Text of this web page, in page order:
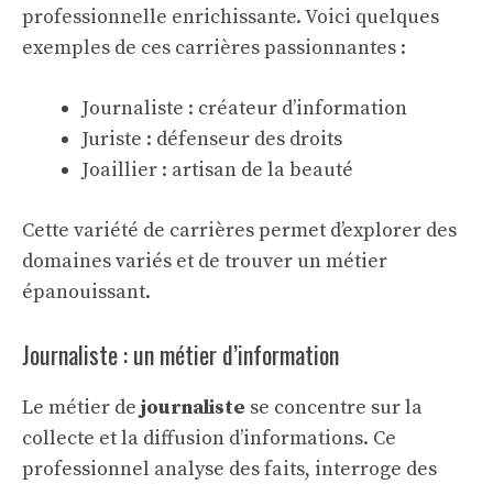
professionnelle enrichissante. Voici quelques
exemples de ces carrières passionnantes :
Journaliste : créateur d’information
Juriste : défenseur des droits
Joaillier : artisan de la beauté
Cette variété de carrières permet d’explorer des
domaines variés et de trouver un métier
épanouissant.
Journaliste : un métier d’information
Le métier de journaliste se concentre sur la
collecte et la diffusion d’informations. Ce
professionnel analyse des faits, interroge des